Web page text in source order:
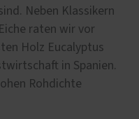
Neben Klassikern
raten wir vor
Holz Eucalyptus
in Spanien.
Rohdichte